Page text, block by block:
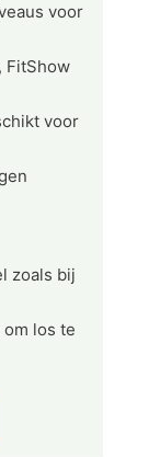
voor
FitShow
voor
zoals bij
los te